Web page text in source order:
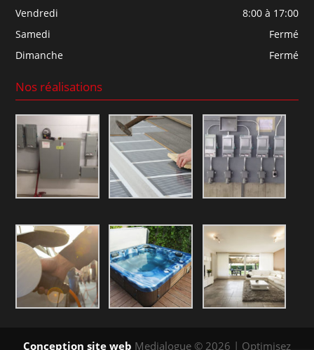
Vendredi
8:00 à 17:00
Samedi
Fermé
Dimanche
Fermé
Nos réalisations
Conception site web Medialogue © 2026 | Optimisez